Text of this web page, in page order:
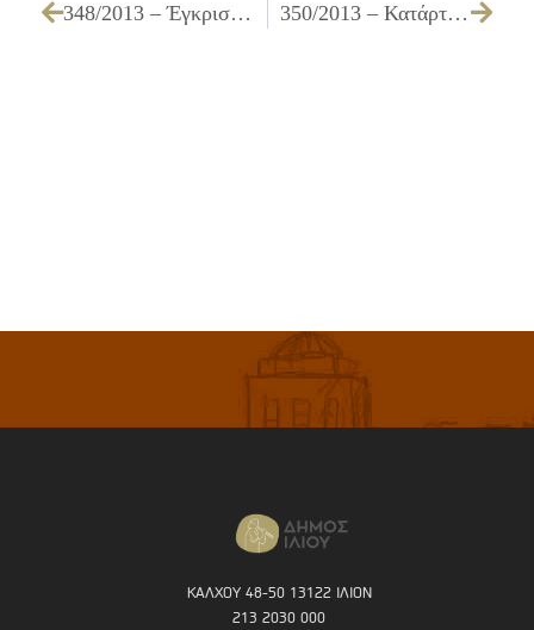
348/2013 – Έγκριση πρακτικού δημοπρασίας του διαγωνισμού για την «Προμήθεια ειδών τροφίμων για την λειτουργία του Κοινωνικού Παντοπωλείου του Δήμου Ιλίου για τα είδη Α’ ομάδας (έλαια) και Γ’ ομάδας (είδη κρεοπωλείου)» 350/2013 – Κατάρτιση όρων δημοπρασίας μίσθωσης οικήματος για τη στέγαση του Ζ’ ΚΑΠΗ του Δήμου Ιλίου
ΚΑΛΧΟΥ 48-50 13122 ΙΛΙΟΝ
213 2030 000